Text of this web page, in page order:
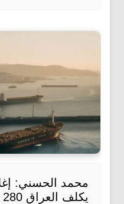
محمد الحسني:
يكلف العراق 280 مليون دولار يومياً.